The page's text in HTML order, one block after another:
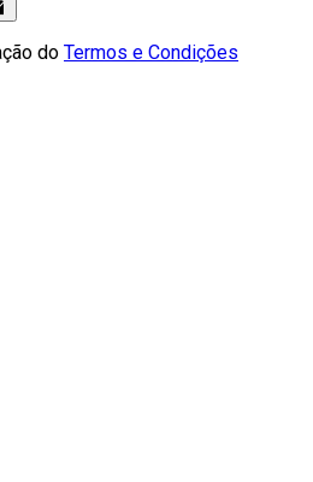
do Termos e Condições